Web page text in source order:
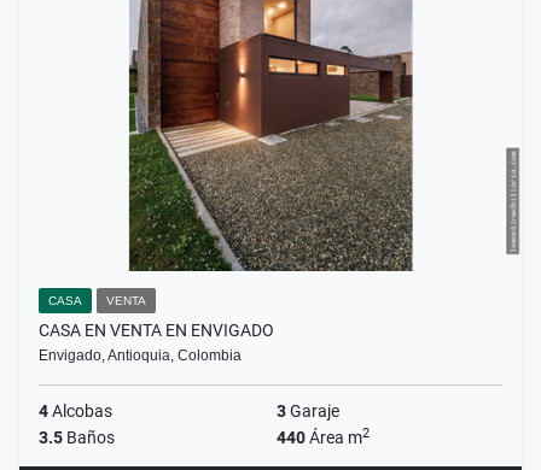
CASA VENTA
CASA EN VENTA EN ENVIGADO
Envigado, Antioquia, Colombia
4Alcobas 3Garaje
3.5 Baños 440Área m2